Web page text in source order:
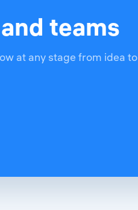
teams
at any stage from idea to